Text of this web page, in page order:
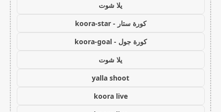
يلا شوت
كورة ستار - koora-star
كورة جول - koora-goal
يلا شوت
yalla shoot
koora live